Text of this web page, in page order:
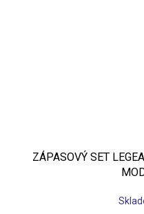
ZÁPASOVÝ SET